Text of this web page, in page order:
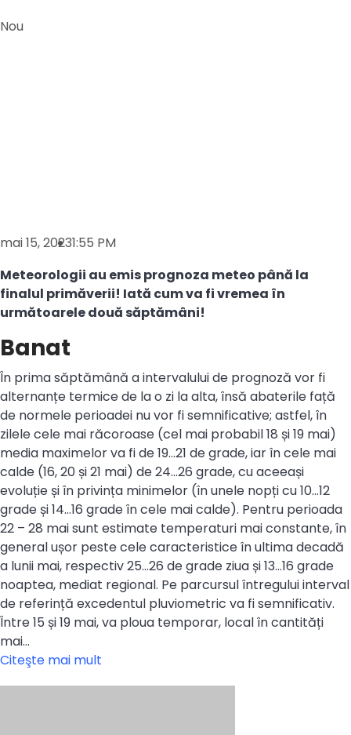
Nou
mai 15, 20231:55 PM
Meteorologii au emis prognoza meteo până la
finalul primăverii! Iată cum va fi vremea în
următoarele două săptămâni!
Banat
În prima săptămână a intervalului de prognoză vor fi
alternanțe termice de la o zi la alta, însă abaterile față
de normele perioadei nu vor fi semnificative; astfel, în
zilele cele mai răcoroase (cel mai probabil 18 și 19 mai)
media maximelor va fi de 19…21 de grade, iar în cele mai
calde (16, 20 și 21 mai) de 24…26 grade, cu aceeași
evoluție și în privința minimelor (în unele nopți cu 10…12
grade și 14…16 grade în cele mai calde). Pentru perioada
22 – 28 mai sunt estimate temperaturi mai constante, în
general ușor peste cele caracteristice în ultima decadă
a lunii mai, respectiv 25…26 de grade ziua și 13…16 grade
noaptea, mediat regional. Pe parcursul întregului interval
de referință excedentul pluviometric va fi semnificativ.
Între 15 și 19 mai, va ploua temporar, local în cantități
mai…
Citeşte mai mult